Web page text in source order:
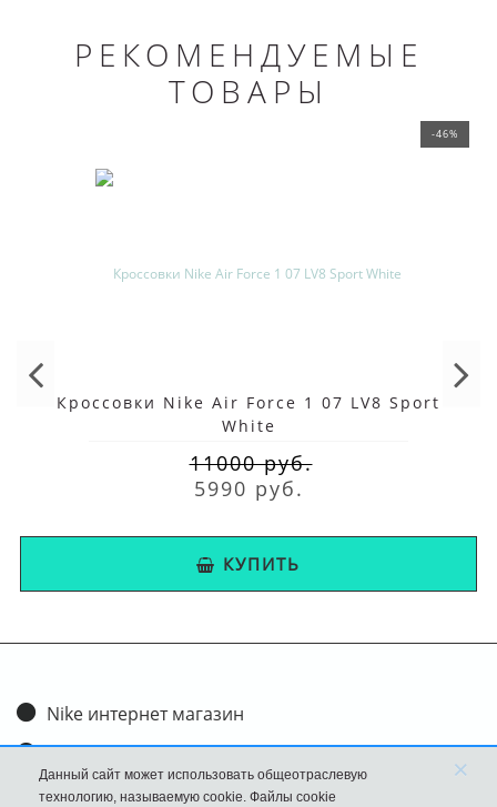
РЕКОМЕНДУЕМЫЕ
ТОВАРЫ
-46%
Кроссовки Nike Air Force 1 07 LV8 Sport
White
11000 руб.
5990 руб.
КУПИТЬ
Nike интернет магазин
Доставка и оплата
Обмен и возврат
Данный сайт может использовать общеотраслевую
технологию, называемую cookie. Файлы cookie
×